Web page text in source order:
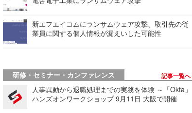
新エフエイコムにランサムウェア攻撃、取引先の従
業員に関する個人情報が漏えいした可能性
研修・セミナー・カンファレンス 記事一覧へ
人事異動から退職処理までの実務を体験 ～「Okta」
ハンズオンワークショップ 9月11日 大阪で開催